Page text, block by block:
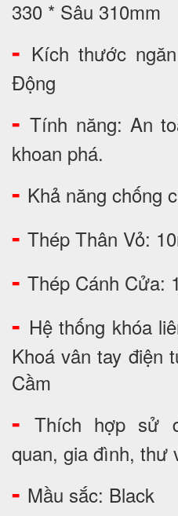
330 * Sâu 310mm
- Kích thước
Động
-Tính năng: An
khoan phá.
- Khả năng chống
- Thép Thân Vỏ:
- Thép Cánh Cửa:
- Hệ thống khóa
Khoá vân tay điện
Cầm
-Thích hợp sử
quan, gia đình, thư
- Mầu sắc: Black